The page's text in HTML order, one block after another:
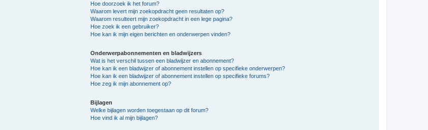
Hoe doorzoek ik het forum?
Waarom levert mijn zoekopdracht geen resultaten op?
Waarom resulteert mijn zoekopdracht in een lege pagina?
Hoe zoek ik een gebruiker?
Hoe kan ik mijn eigen berichten en onderwerpen vinden?
Onderwerpabonnementen en bladwijzers
Wat is het verschil tussen een bladwijzer en abonnement?
Hoe kan ik een bladwijzer of abonnement instellen op specifieke onderwerpen?
Hoe kan ik een bladwijzer of abonnement instellen op specifieke forums?
Hoe zeg ik mijn abonnement op?
Bijlagen
Welke bijlagen worden toegestaan op dit forum?
Hoe vind ik al mijn bijlagen?